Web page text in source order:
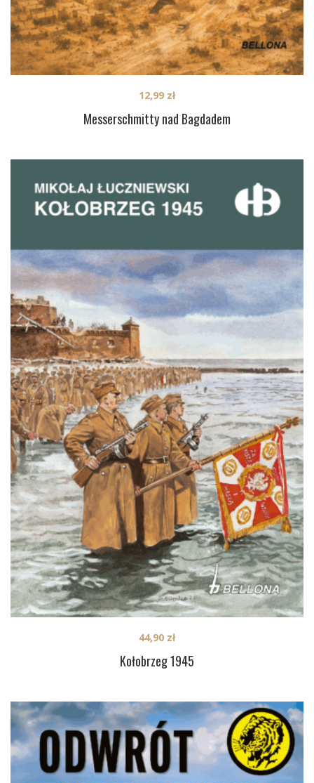
Messerschmitty nad Bagdadem
12,99 zł
Kołobrzeg 1945
44,90 zł